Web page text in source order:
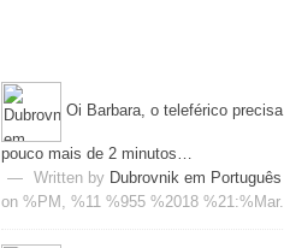
Oi Barbara, o teleférico precisa
pouco mais de 2 minutos…
—
Written by Dubrovnik em Português
on %PM, %11 %955 %2018 %21:%Mar.